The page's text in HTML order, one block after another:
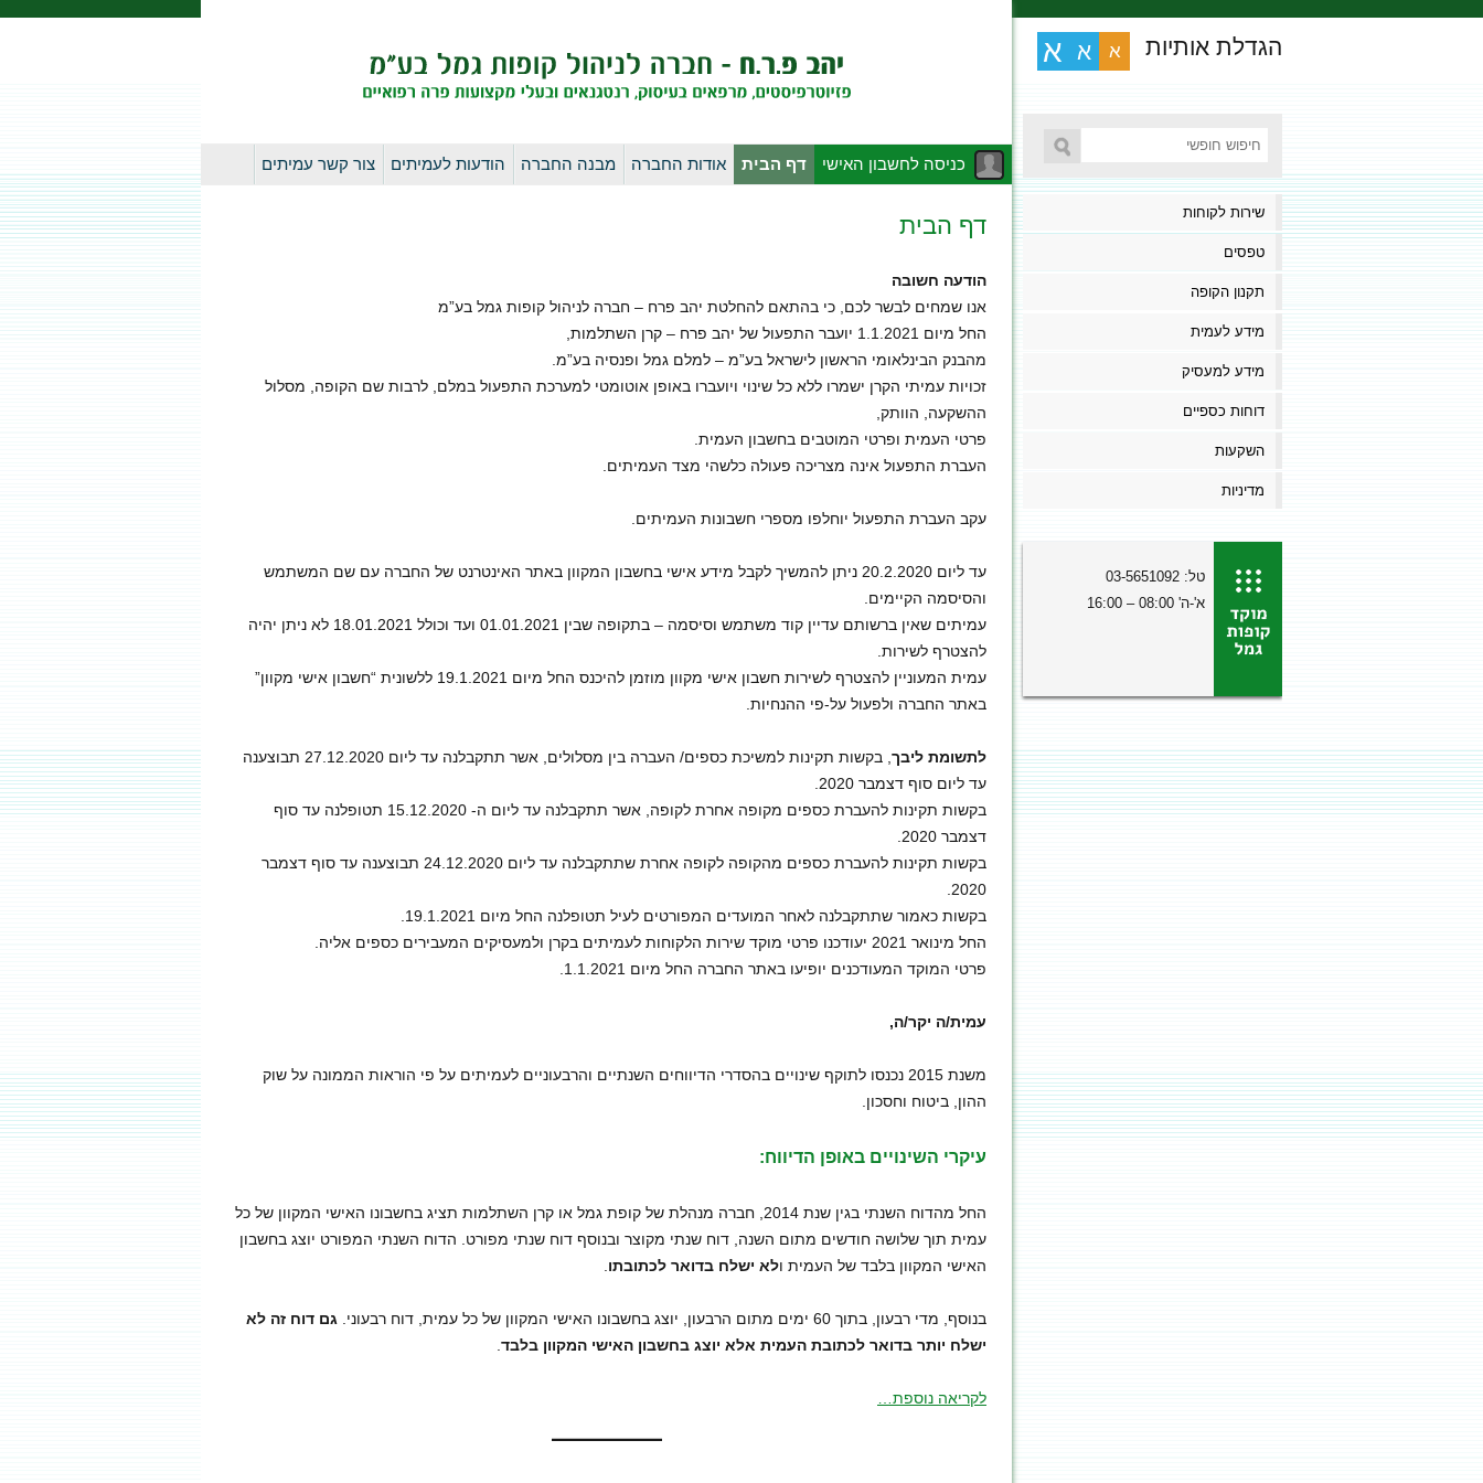
לדלג
כניסה לחשבון האישי דף הבית אודות החברה מבנה החברה הודעות לעמיתים צור קשר עמיתים
דף הבית
הודעה חשובה
אנו שמחים לבשר לכם, כי בהתאם להחלטת יהב פרח – חברה לניהול קופות גמל בע”מ
החל מיום 1.1.2021 יועבר התפעול של יהב פרח – קרן השתלמות,
מהבנק הבינלאומי הראשון לישראל בע”מ – למלם גמל ופנסיה בע”מ.
זכויות עמיתי הקרן ישמרו ללא כל שינוי ויועברו באופן אוטומטי למערכת התפעול במלם, לרבות שם הקופה, מסלול
ההשקעה, הוותק,
פרטי העמית ופרטי המוטבים בחשבון העמית.
העברת התפעול אינה מצריכה פעולה כלשהי מצד העמיתים.
עקב העברת התפעול יוחלפו מספרי חשבונות העמיתים.
עד ליום 20.2.2020 ניתן להמשיך לקבל מידע אישי בחשבון המקוון באתר האינטרנט של החברה עם שם המשתמש
והסיסמה הקיימים.
עמיתים שאין ברשותם עדיין קוד משתמש וסיסמה – בתקופה שבין 01.01.2021 ועד וכולל 18.01.2021 לא ניתן יהיה
להצטרף לשירות.
עמית המעוניין להצטרף לשירות חשבון אישי מקוון מוזמן להיכנס החל מיום 19.1.2021 ללשונית “חשבון אישי מקוון”
באתר החברה ולפעול על-פי ההנחיות.
לתשומת ליבך
, בקשות תקינות למשיכת כספים/ העברה בין מסלולים, אשר תתקבלנה עד ליום 27.12.2020 תבוצענה
עד ליום סוף דצמבר 2020.
בקשות תקינות להעברת כספים מקופה אחרת לקופה, אשר תתקבלנה עד ליום ה- 15.12.2020 תטופלנה עד סוף
דצמבר 2020.
בקשות תקינות להעברת כספים מהקופה לקופה אחרת שתתקבלנה עד ליום 24.12.2020 תבוצענה עד סוף דצמבר
2020.
בקשות כאמור שתתקבלנה לאחר המועדים המפורטים לעיל תטופלנה החל מיום 19.1.2021.
החל מינואר 2021 יעודכנו פרטי מוקד שירות הלקוחות לעמיתים בקרן ולמעסיקים המעבירים כספים אליה.
פרטי המוקד המעודכנים יופיעו באתר החברה החל מיום 1.1.2021.
עמית/ה יקר/ה,
משנת 2015 נכנסו לתוקף שינויים בהסדרי הדיווחים השנתיים והרבעוניים לעמיתים על פי הוראות הממונה על שוק
ההון, ביטוח וחסכון.
עיקרי השינויים באופן הדיווח:
החל מהדוח השנתי בגין שנת 2014, חברה מנהלת של קופת גמל או קרן השתלמות תציג בחשבונו האישי המקוון של כל
עמית תוך שלושה חודשים מתום השנה, דוח שנתי מקוצר ובנוסף דוח שנתי מפורט. הדוח השנתי המפורט יוצג בחשבון
האישי המקוון בלבד של העמית ולא ישלח בדואר לכתובתו
בנוסף, מדי רבעון, בתוך 60 ימים מתום הרבעון, יוצג בחשבונו האישי המקוון של כל עמית, דוח רבעוני.
גם דוח זה לא
ישלח יותר בדואר לכתובת העמית אלא יוצג בחשבון האישי המקוון בלבד
לקריאה נוספת…
הגדלת אותיות א א א
שירות לקוחות
טפסים
תקנון הקופה
מידע לעמית
מידע למעסיק
דוחות כספיים
השקעות
מדיניות
טל: 03-5651092
א'-ה' 08:00 – 16:00